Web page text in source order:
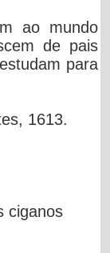
ao mundo
de pais
para
1613.
ciganos